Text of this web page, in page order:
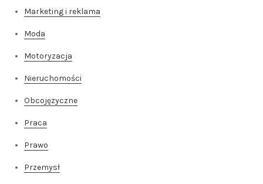
Marketing i reklama
Moda
Motoryzacja
Nieruchomości
Obcojęzyczne
Praca
Prawo
Przemysł